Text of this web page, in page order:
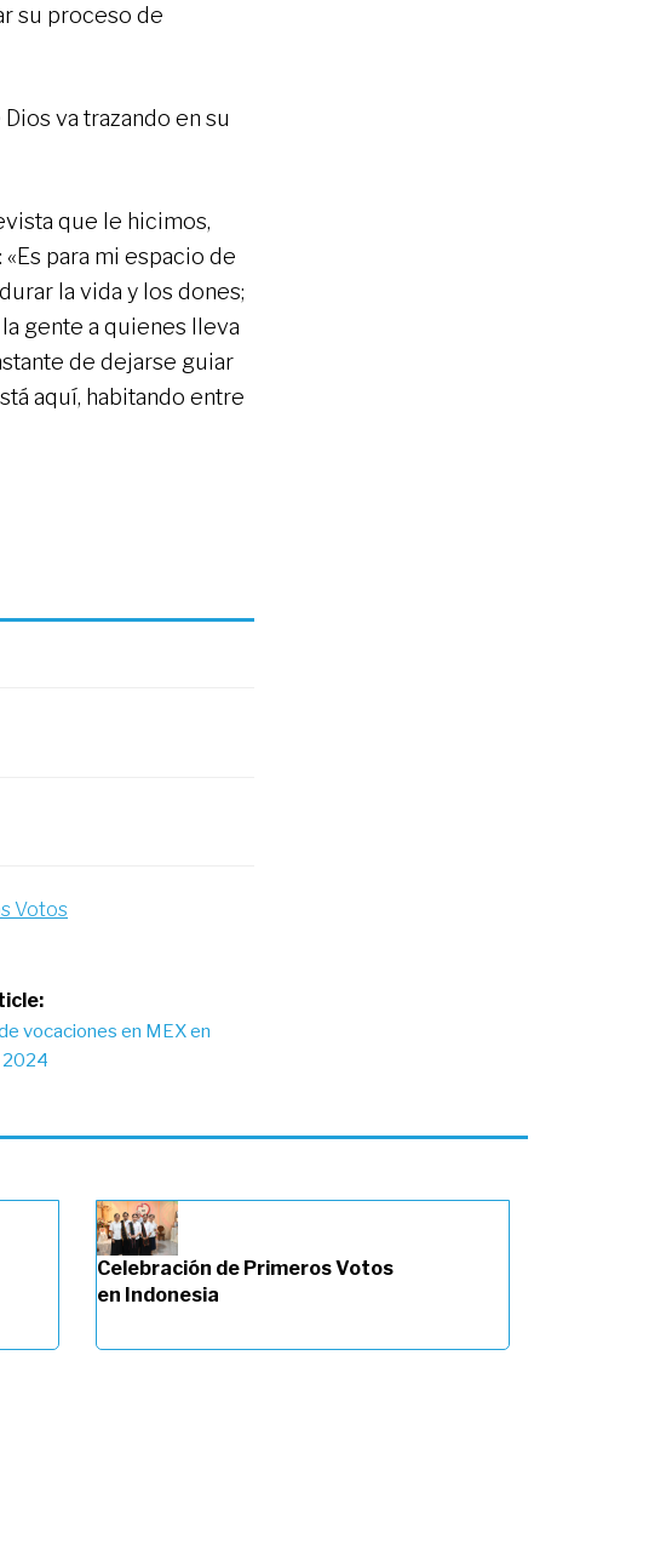
su proceso de
va trazando en su
que le hicimos,
para mi espacio de
la vida y los dones;
gente a quienes lleva
de dejarse guiar
aquí, habitando entre
Votos
vocaciones en MEX en
2024
Celebración de Primeros Votos
en Indonesia